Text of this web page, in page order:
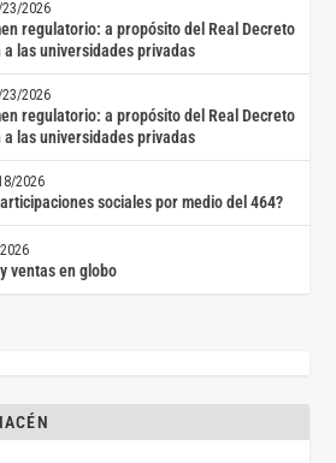
23/2026
regulatorio: a propósito del Real Decreto
las universidades privadas
23/2026
regulatorio: a propósito del Real Decreto
las universidades privadas
2026
sociales por medio del 464?
ventas en globo